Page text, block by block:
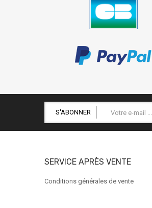
S'ABONNER
SERVICE APRÈS VENTE
Conditions générales de vente